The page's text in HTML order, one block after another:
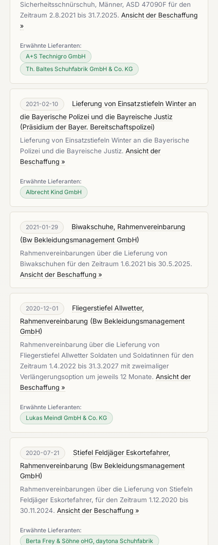
Sicherheitsschnürschuh, Männer, ASD 47090F für den
Zeitraum 2.8.2021 bis 31.7.2025. Ansicht der Beschaffung
»
Erwähnte Lieferanten:
A+S Technigro GmbH
Th. Baltes Schuhfabrik GmbH & Co. KG
2021-02-10
Lieferung von Einsatzstiefeln Winter an
die Bayerische Polizei und die Bayreische Justiz
(Präsidium der Bayer. Bereitschaftspolizei)
Lieferung von Einsatzstiefeln Winter an die Bayerische
Polizei und die Bayreische Justiz. Ansicht der
Beschaffung »
Erwähnte Lieferanten:
Albrecht Kind GmbH
2021-01-29
Biwakschuhe, Rahmenvereinbarung
(Bw Bekleidungsmanagement GmbH)
Rahmenvereinbarungen über die Lieferung von
Biwakschuhen für den Zeitraum 1.6.2021 bis 30.5.2025.
Ansicht der Beschaffung »
2020-12-01
Fliegerstiefel Allwetter,
Rahmenvereinbarung (Bw Bekleidungsmanagement
GmbH)
Rahmenvereinbarung über die Lieferung von
Fliegerstiefel Allwetter Soldaten und Soldatinnen für den
Zeitraum 1.4.2022 bis 31.3.2027 mit zweimaliger
Verlängerungsoption um jeweils 12 Monate. Ansicht der
Beschaffung »
Erwähnte Lieferanten:
Lukas Meindl GmbH & Co. KG
2020-07-21
Stiefel Feldjäger Eskortefahrer,
Rahmenvereinbarung (Bw Bekleidungsmanagement
GmbH)
Rahmenvereinbarungen über die Lieferung von Stiefeln
Feldjäger Eskortefahrer, für den Zeitraum 1.12.2020 bis
30.11.2024. Ansicht der Beschaffung »
Erwähnte Lieferanten:
Berta Frey & Söhne oHG, daytona Schuhfabrik